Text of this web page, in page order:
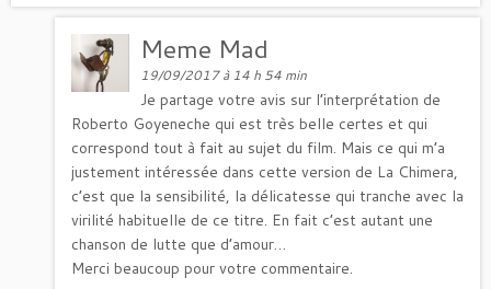
Meme Mad
19/09/2017 à 14 h 54 min
Je partage votre avis sur l’interprétation de
Roberto Goyeneche qui est très belle certes et qui
correspond tout à fait au sujet du film. Mais ce qui m’a
justement intéressée dans cette version de La Chimera,
c’est que la sensibilité, la délicatesse qui tranche avec la
virilité habituelle de ce titre. En fait c’est autant une
chanson de lutte que d’amour…
Merci beaucoup pour votre commentaire.